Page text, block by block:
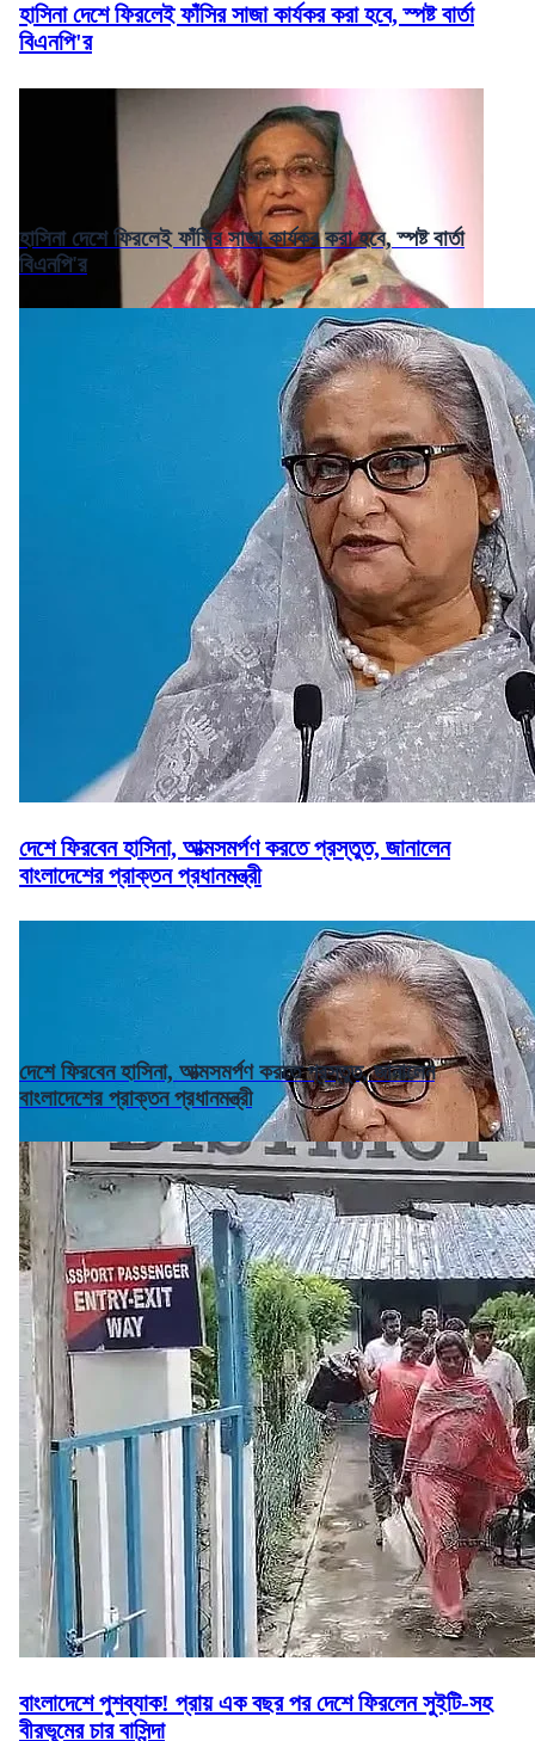
হাসিনা দেশে ফিরলেই ফাঁসির সাজা কার্যকর করা হবে, স্পষ্ট বার্তা
বিএনপি'র
হাসিনা দেশে ফিরলেই ফাঁসির সাজা কার্যকর করা হবে, স্পষ্ট বার্তা
বিএনপি'র
দেশে ফিরবেন হাসিনা, আত্মসমর্পণ করতে প্রস্তুত, জানালেন
বাংলাদেশের প্রাক্তন প্রধানমন্ত্রী
দেশে ফিরবেন হাসিনা, আত্মসমর্পণ করতে প্রস্তুত, জানালেন
বাংলাদেশের প্রাক্তন প্রধানমন্ত্রী
বাংলাদেশে পুশব্যাক! প্রায় এক বছর পর দেশে ফিরলেন সুইটি-সহ
বীরভূমের চার বাসিন্দা